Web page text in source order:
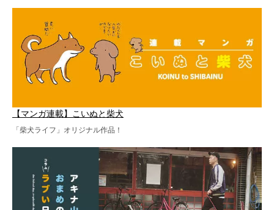
【マンガ連載】こいぬと柴犬
「柴犬ライフ」オリジナル作品！